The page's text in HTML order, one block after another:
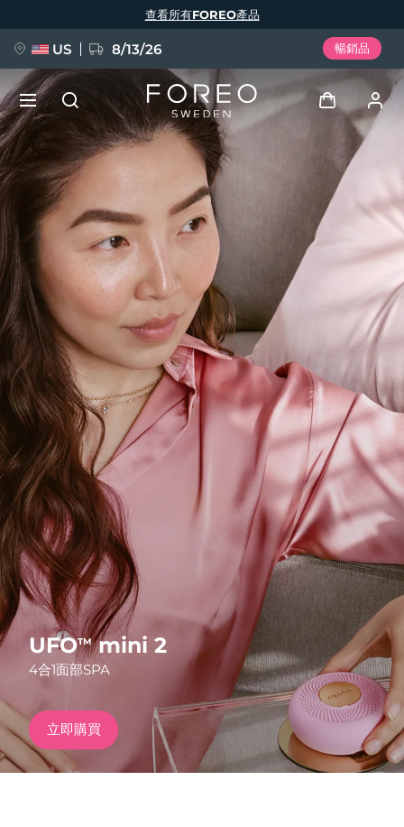
UFOTMmini 2
4合1面部SPA
立即購買
查看所有FOREO產品
US 8/13/26 暢銷品
登入
用戶信息
我的設備
我的訂單
我的地址
我的訂閱
新品
FAQ™ Pure Beauty-Tech Elixir
BREAKING NEWS
issa™ Teeth Whitening Set
FAQ™ Dual LED Panel
熱門產品
特別優惠 暢銷產品
紅光療法
語言
English Deutsch
Español
Français
Italiano
Português
Polski
Svenska
Русский
Türkçe
简体中文 繁體中文
發貨國家
美國 預計送達日期8/13/26
英國 預計送達日期8/12/26
西班牙 預計送達日期8/12/26
澳洲 預計送達日期 8/15/26
法國 預計送達日期 8/12/26
德國 預計送達日期8/12/26
加拿大 預計送達日期8/16/26